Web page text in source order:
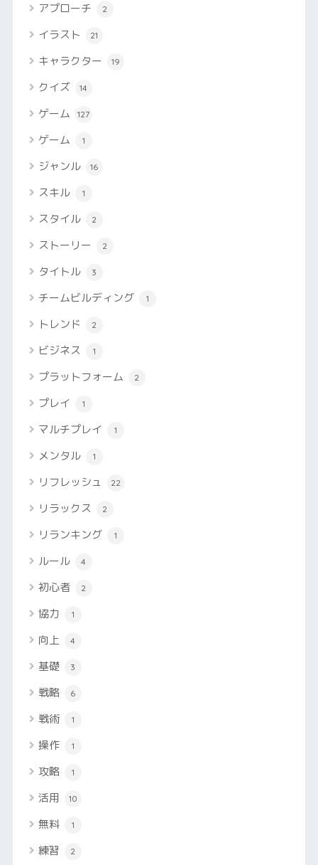
アプローチ 2
イラスト 21
キャラクター 19
クイズ 14
ゲーム 127
ゲーム 1
ジャンル 16
スキル 1
スタイル 2
ストーリー 2
タイトル 3
チームビルディング 1
トレンド 2
ビジネス 1
プラットフォーム 2
プレイ 1
マルチプレイ 1
メンタル 1
リフレッシュ 22
リラックス 2
リランキング 1
ルール 4
初心者 2
協力 1
向上 4
基礎 3
戦略 6
戦術 1
操作 1
攻略 1
活用 10
無料 1
練習 2